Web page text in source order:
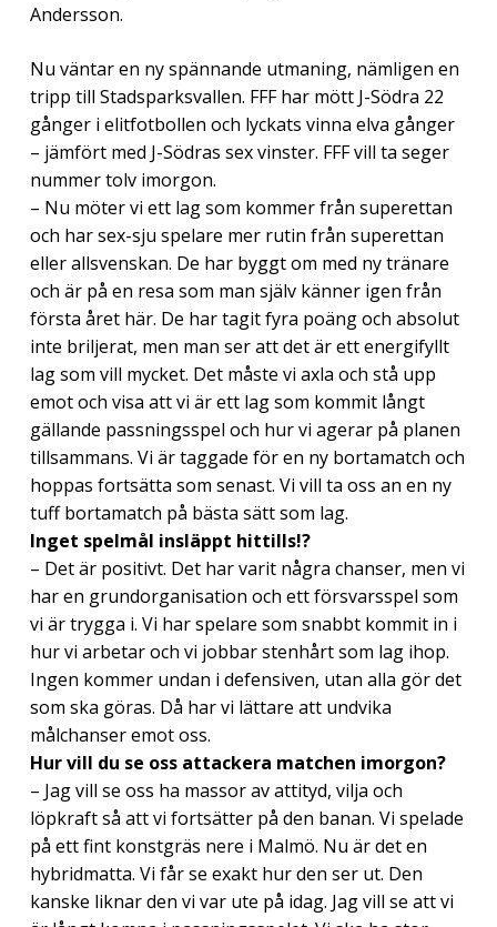
Andersson.
Nu väntar en ny spännande utmaning, nämligen en
tripp till Stadsparksvallen. FFF har mött J-Södra 22
gånger i elitfotbollen och lyckats vinna elva gånger
– jämfört med J-Södras sex vinster. FFF vill ta seger
nummer tolv imorgon.
– Nu möter vi ett lag som kommer från superettan
och har sex-sju spelare mer rutin från superettan
eller allsvenskan. De har byggt om med ny tränare
och är på en resa som man själv känner igen från
första året här. De har tagit fyra poäng och absolut
inte briljerat, men man ser att det är ett energifyllt
lag som vill mycket. Det måste vi axla och stå upp
emot och visa att vi är ett lag som kommit långt
gällande passningsspel och hur vi agerar på planen
tillsammans. Vi är taggade för en ny bortamatch och
hoppas fortsätta som senast. Vi vill ta oss an en ny
tuff bortamatch på bästa sätt som lag.
Inget spelmål insläppt hittills!?
– Det är positivt. Det har varit några chanser, men vi
har en grundorganisation och ett försvarsspel som
vi är trygga i. Vi har spelare som snabbt kommit in i
hur vi arbetar och vi jobbar stenhårt som lag ihop.
Ingen kommer undan i defensiven, utan alla gör det
som ska göras. Då har vi lättare att undvika
målchanser emot oss.
Hur vill du se oss attackera matchen imorgon?
– Jag vill se oss ha massor av attityd, vilja och
löpkraft så att vi fortsätter på den banan. Vi spelade
på ett fint konstgräs nere i Malmö. Nu är det en
hybridmatta. Vi får se exakt hur den ser ut. Den
kanske liknar den vi var ute på idag. Jag vill se att vi